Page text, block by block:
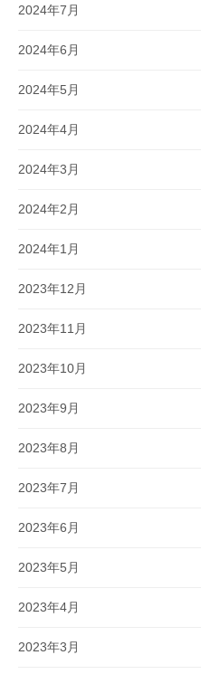
2024年7月
2024年6月
2024年5月
2024年4月
2024年3月
2024年2月
2024年1月
2023年12月
2023年11月
2023年10月
2023年9月
2023年8月
2023年7月
2023年6月
2023年5月
2023年4月
2023年3月